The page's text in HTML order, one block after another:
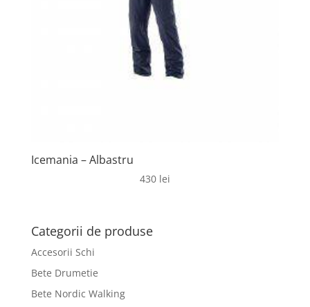
Icemania – Albastru
430 lei
Categorii de produse
Accesorii Schi
Bete Drumetie
Bete Nordic Walking